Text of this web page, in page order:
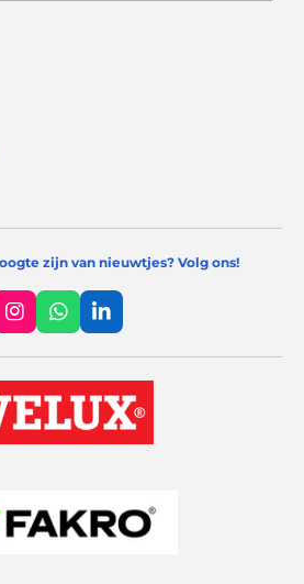
zijn van nieuwtjes? Volg ons!
I
n
s
t
a
g
W
h
a
t
s
A
L
i
n
k
e
d